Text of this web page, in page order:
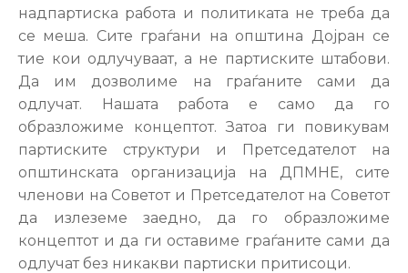
надпартиска работа и политиката не треба да
се меша. Сите граѓани на општина Дојран се
тие кои одлучуваат, а не партиските штабови.
Да им дозволиме на граѓаните сами да
одлучат. Нашата работа е само да го
образложиме концептот. Затоа ги повикувам
партиските структури и Претседателот на
општинската организација на ДПМНЕ, сите
членови на Советот и Претседателот на Советот
да излеземе заедно, да го образложиме
концептот и да ги оставиме граѓаните сами да
одлучат без никакви партиски притисоци.